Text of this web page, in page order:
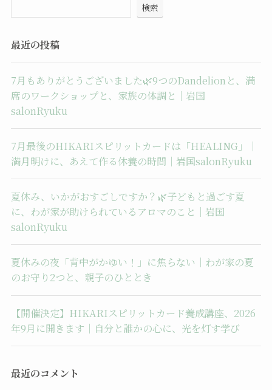
検索
最近の投稿
7月もありがとうございました🌿9つのDandelionと、満
席のワークショップと、家族の体調と｜岩国
salonRyuku
7月最後のHIKARIスピリットカードは「HEALING」｜
満月明けに、あえて作る休養の時間｜岩国salonRyuku
夏休み、いかがおすごしですか？🌿子どもと過ごす夏
に、わが家が助けられているアロマのこと｜岩国
salonRyuku
夏休みの夜「背中がかゆい！」に焦らない｜わが家の夏
のお守り2つと、親子のひととき
【開催決定】HIKARIスピリットカード養成講座、2026
年9月に開きます｜自分と誰かの心に、光を灯す学び
最近のコメント